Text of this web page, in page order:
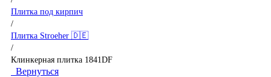
Плитка под кирпич
/
Плитка Stroeher 🇩🇪
/
Клинкерная плитка 1841DF
Вернуться